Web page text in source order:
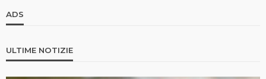
ADS
ULTIME NOTIZIE